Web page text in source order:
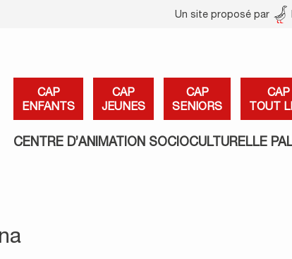
Un site proposé par
CAP
ENFANTS
CAP
JEUNES
CAP
SENIORS
TOUT
CENTRE D’ANIMATION SOCIOCULTURELLE